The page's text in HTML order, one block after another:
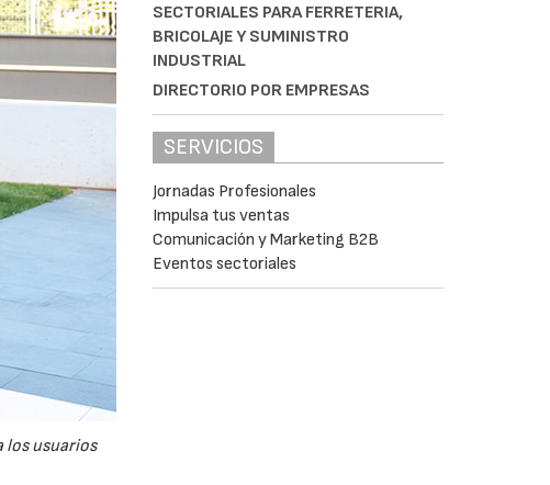
los usuarios
SECTORIALES PARA FERRETERIA,
BRICOLAJE Y SUMINISTRO
INDUSTRIAL
DIRECTORIO POR EMPRESAS
SERVICIOS
Jornadas Profesionales
Impulsa tus ventas
Comunicación y Marketing B2B
Eventos sectoriales